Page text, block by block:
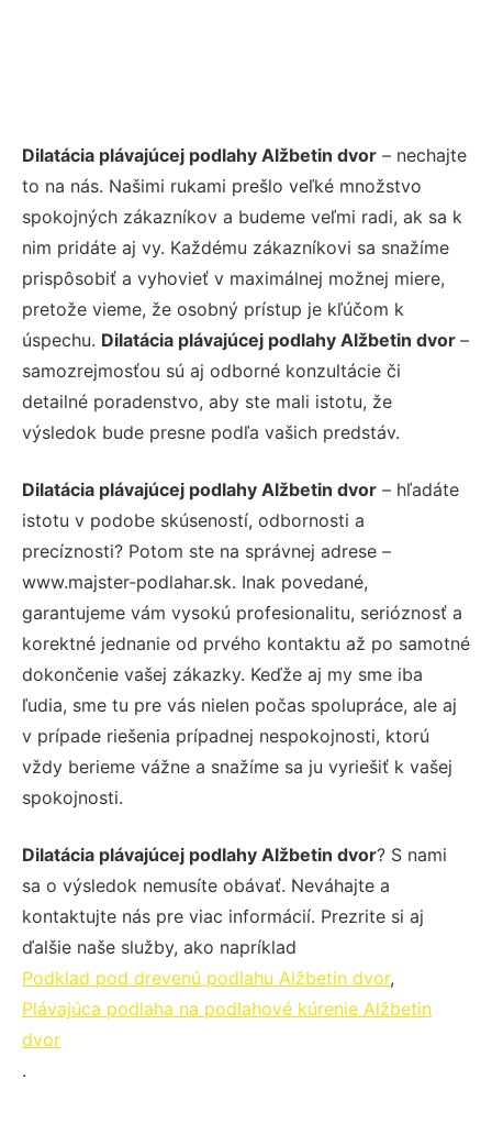
Dilatácia plávajúcej podlahy Alžbetin dvor – nechajte
to na nás. Našimi rukami prešlo veľké množstvo
spokojných zákazníkov a budeme veľmi radi, ak sa k
nim pridáte aj vy. Každému zákazníkovi sa snažíme
prispôsobiť a vyhovieť v maximálnej možnej miere,
pretože vieme, že osobný prístup je kľúčom k
úspechu. Dilatácia plávajúcej podlahy Alžbetin dvor –
samozrejmosťou sú aj odborné konzultácie či
detailné poradenstvo, aby ste mali istotu, že
výsledok bude presne podľa vašich predstáv.
Dilatácia plávajúcej podlahy Alžbetin dvor – hľadáte
istotu v podobe skúseností, odbornosti a
precíznosti? Potom ste na správnej adrese –
www.majster-podlahar.sk. Inak povedané,
garantujeme vám vysokú profesionalitu, serióznosť a
korektné jednanie od prvého kontaktu až po samotné
dokončenie vašej zákazky. Keďže aj my sme iba
ľudia, sme tu pre vás nielen počas spolupráce, ale aj
v prípade riešenia prípadnej nespokojnosti, ktorú
vždy berieme vážne a snažíme sa ju vyriešiť k vašej
spokojnosti.
Dilatácia plávajúcej podlahy Alžbetin dvor? S nami
sa o výsledok nemusíte obávať. Neváhajte a
kontaktujte nás pre viac informácií. Prezrite si aj
ďalšie naše služby, ako napríklad
Podklad pod drevenú podlahu Alžbetin dvor,
Plávajúca podlaha na podlahové kúrenie Alžbetin
dvor
.